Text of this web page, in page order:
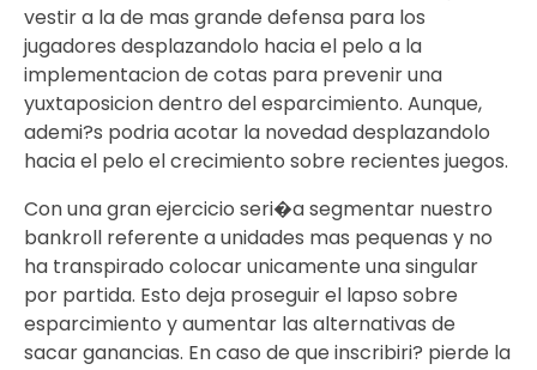
vestir a la de mas grande defensa para los
jugadores desplazandolo hacia el pelo a la
implementacion de cotas para prevenir una
yuxtaposicion dentro del esparcimiento. Aunque,
ademi?s podria acotar la novedad desplazandolo
hacia el pelo el crecimiento sobre recientes juegos.
Con una gran ejercicio seri�a segmentar nuestro
bankroll referente a unidades mas pequenas y no
ha transpirado colocar unicamente una singular
por partida. Esto deja proseguir el lapso sobre
esparcimiento y aumentar las alternativas de
sacar ganancias. En caso de que inscribiri? pierde la